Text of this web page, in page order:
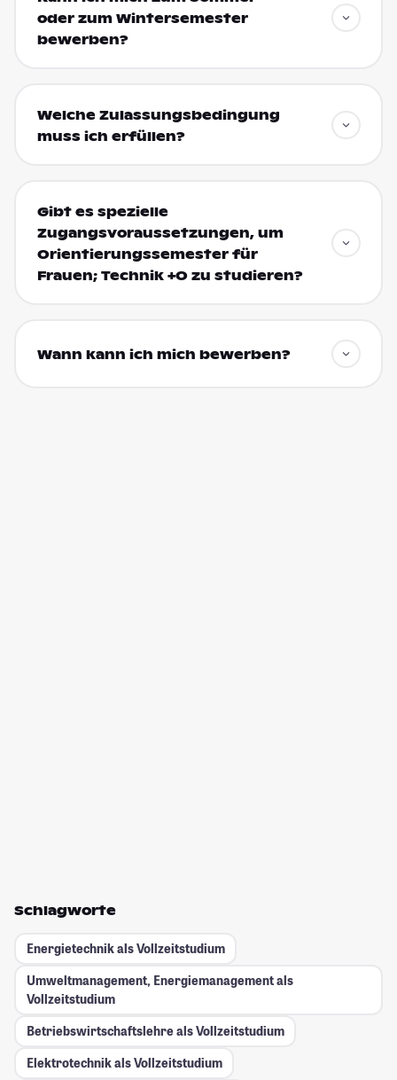
oder zum Wintersemester
bewerben?
Welche Zulassungsbedingung
muss ich erfüllen?
Gibt es spezielle
Zugangsvoraussetzungen, um
Orientierungssemester für
Frauen; Technik +O zu studieren?
Wann kann ich mich bewerben?
Schlagworte
Energietechnik als Vollzeitstudium
Umweltmanagement, Energiemanagement als
Vollzeitstudium
Betriebswirtschaftslehre als Vollzeitstudium
Elektrotechnik als Vollzeitstudium